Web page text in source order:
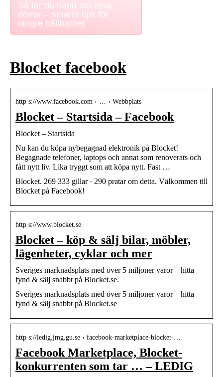
Så tar du hand om dina
dörrar – smarta tips för
längre hållbarhet
Blocket facebook
http s://www.facebook.com › … › Webbplats
Blocket – Startsida – Facebook
Blocket – Startsida
Nu kan du köpa nybegagnad elektronik på Blocket!
Begagnade telefoner, laptops och annat som renoverats och
fått nytt liv. Lika tryggt som att köpa nytt. Fast …
Blocket. 269 333 gillar · 290 pratar om detta. Välkommen till
Blocket på Facebook!
http s://www.blocket.se
Blocket – köp & sälj bilar, möbler,
lägenheter, cyklar och mer
Sveriges marknadsplats med över 5 miljoner varor – hitta
fynd & sälj snabbt på Blocket.se.
Sveriges marknadsplats med över 5 miljoner varor – hitta
fynd & sälj snabbt på Blocket.se
http s://ledig.jmg.gu.se › facebook-marketplace-blocket-…
Facebook Marketplace, Blocket-
konkurrenten som tar … – LEDIG